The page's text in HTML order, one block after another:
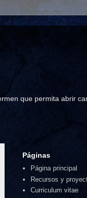
que permita abrir
Páginas
Página principal
Recursos y
Curriculum vitae